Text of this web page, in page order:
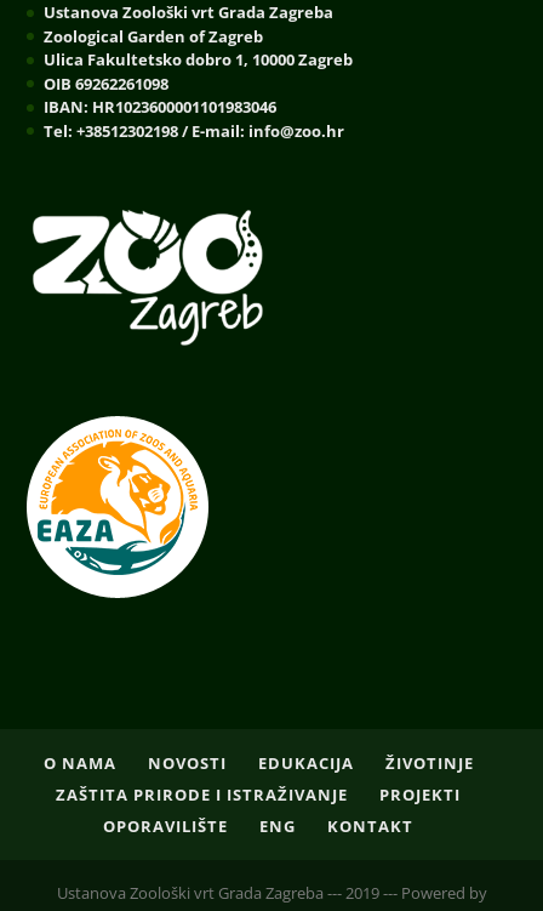
Ustanova Zoološki vrt Grada Zagreba
Zoological Garden of Zagreb
Ulica Fakultetsko dobro 1, 10000 Zagreb
OIB 69262261098
IBAN: HR1023600001101983046
Tel: +38512302198 / E-mail: info@zoo.hr
O NAMA NOVOSTI EDUKACIJA
ŽIVOTINJE
ZAŠTITA PRIRODE I ISTRAŽIVANJE
PROJEKTI
OPORAVILIŠTE
ENG KONTAKT
Ustanova Zoološki vrt Grada Zagreba --- 2019 --- Powered by